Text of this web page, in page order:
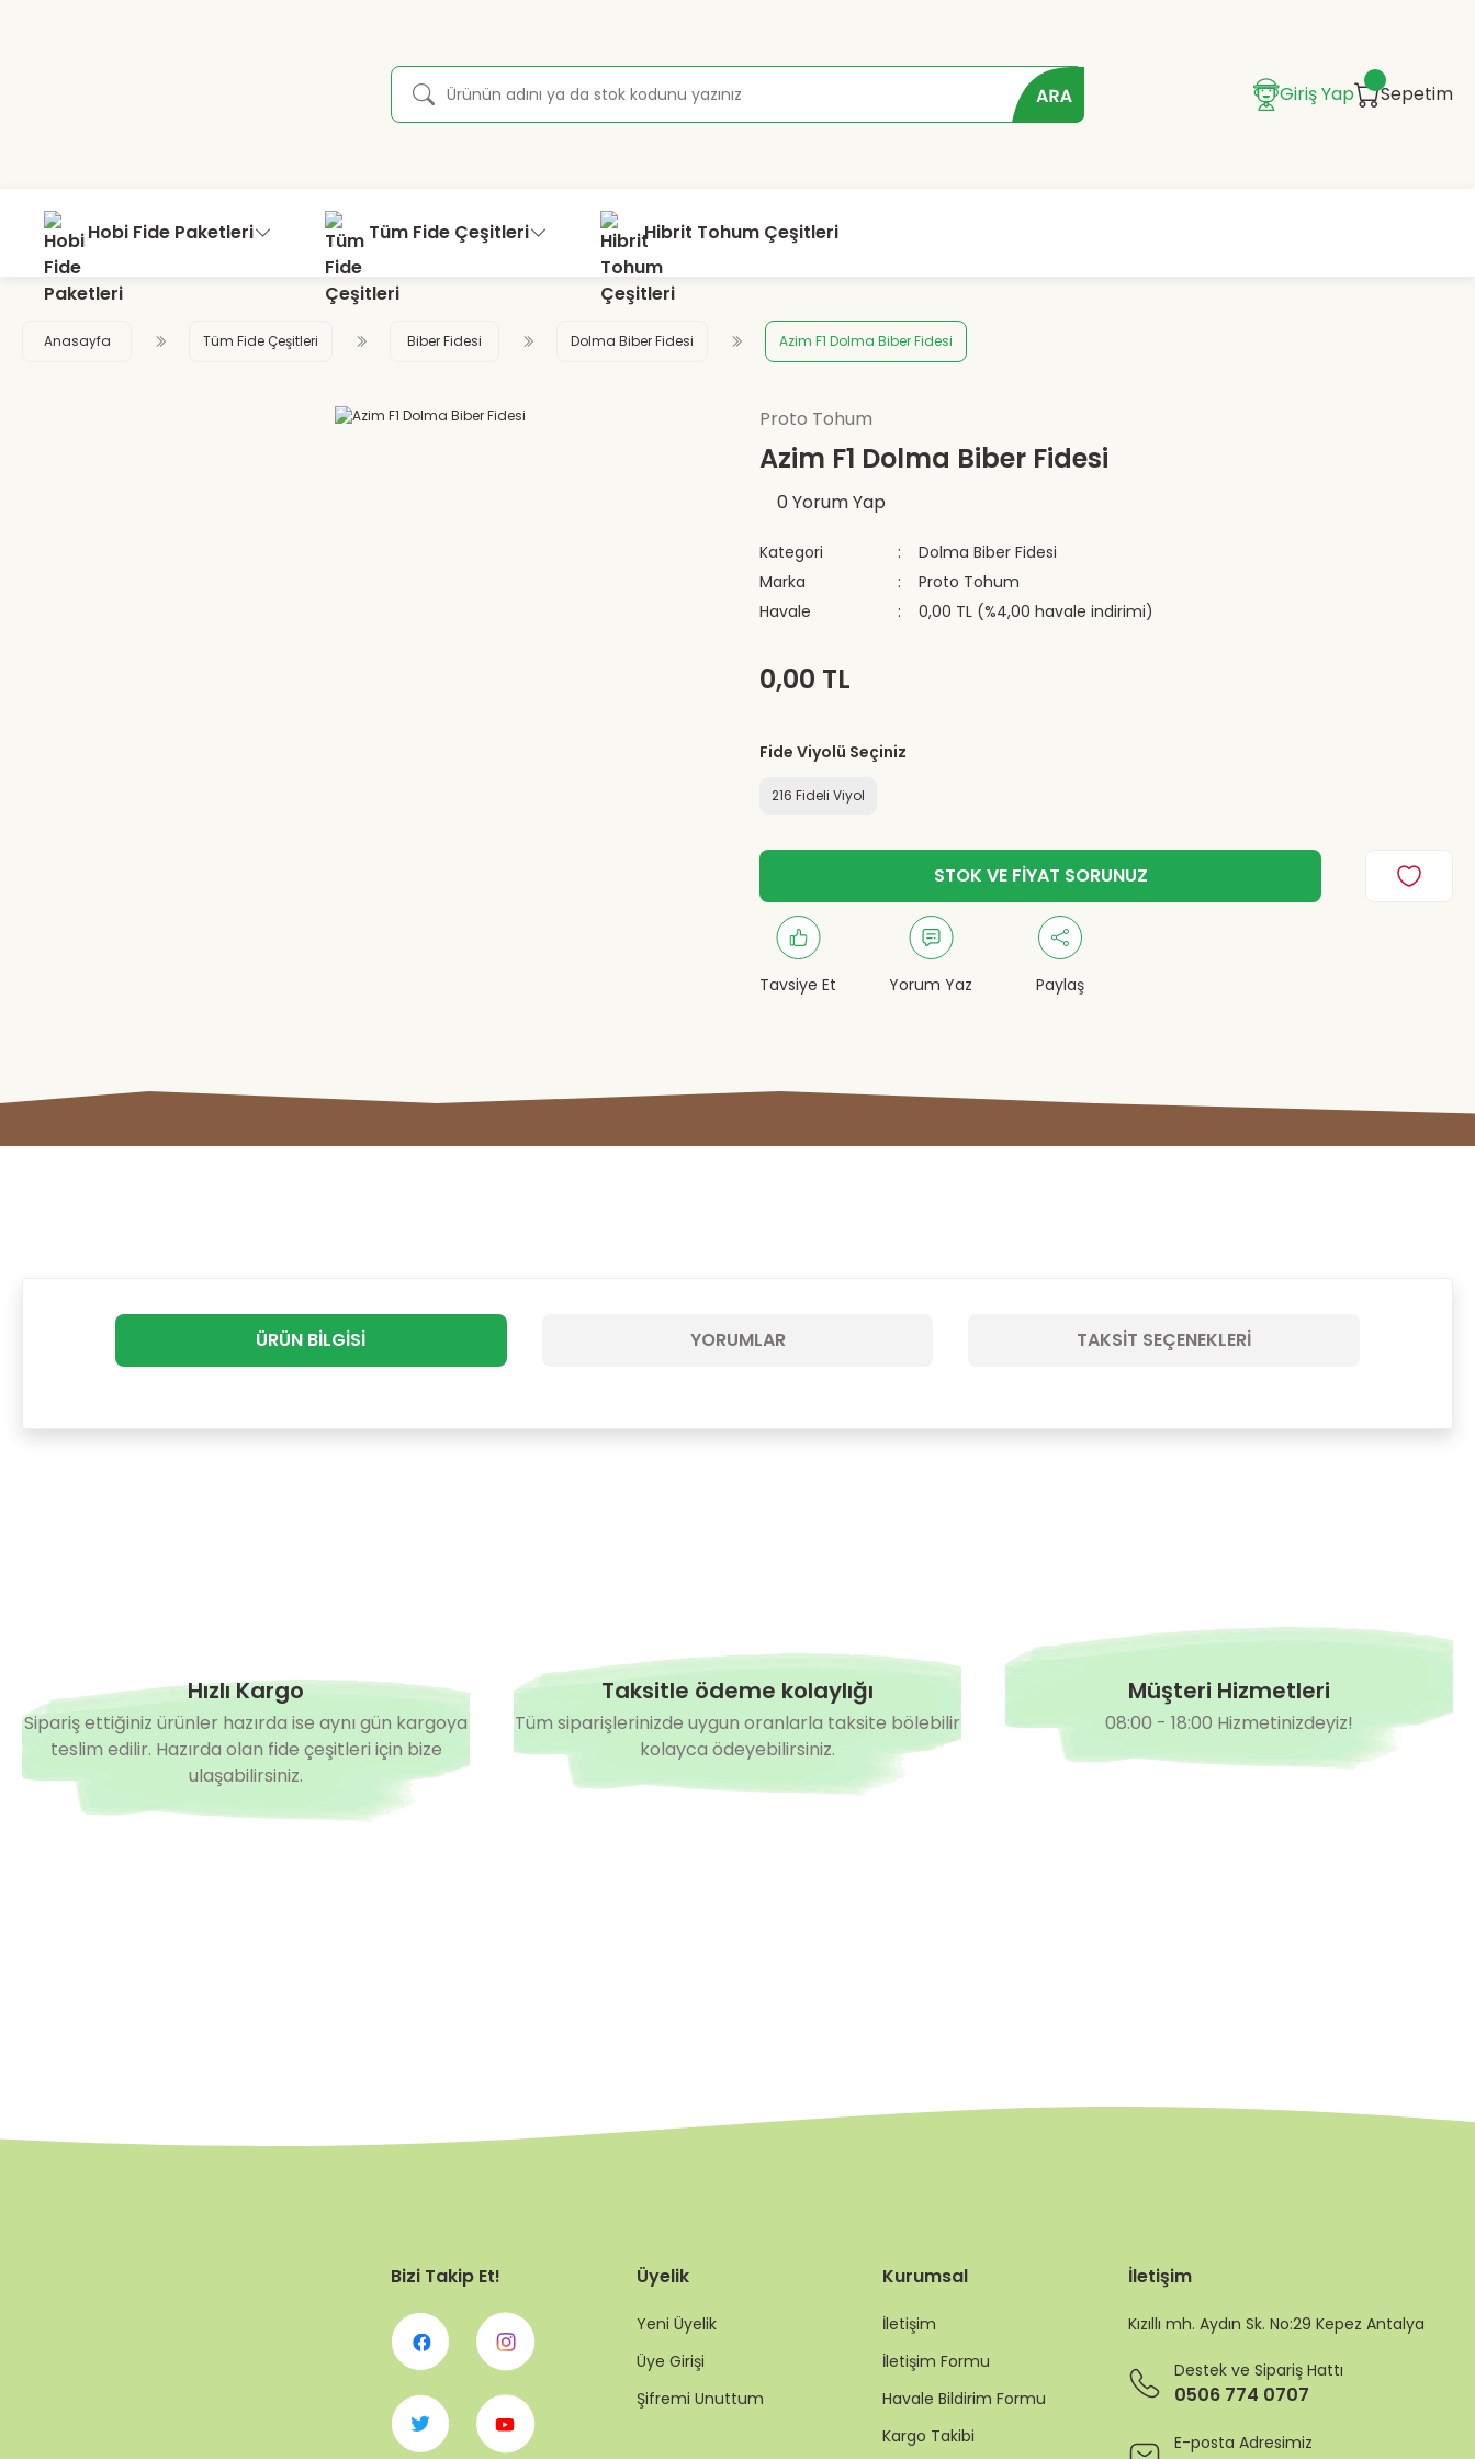
Giriş Yap Sepetim
Hobi Fide Paketleri Tüm Fide Çeşitleri Hibrit Tohum Çeşitleri
Anasayfa Tüm Fide Çeşitleri Biber Fidesi Dolma Biber Fidesi Azim F1 Dolma Biber Fidesi
Proto Tohum
Azim F1 Dolma Biber Fidesi
0 Yorum Yap
Kategori
Dolma Biber Fidesi
Marka
Proto Tohum
Havale
0,00 TL (%4,00 havale indirimi)
0,00 TL
Fide Viyolü Seçiniz
216 Fideli Viyol
STOK VE FİYAT SORUNUZ
Tavsiye Et Yorum Yaz Paylaş
ÜRÜN BILGISI YORUMLAR TAKSIT SEÇENEKLERI
Hızlı Kargo
Sipariş ettiğiniz ürünler hazırda ise aynı gün kargoya
teslim edilir. Hazırda olan fide çeşitleri için bize
ulaşabilirsiniz.
Taksitle ödeme kolaylığı
Tüm siparişlerinizde uygun oranlarla taksite bölebilir
kolayca ödeyebilirsiniz.
Müşteri Hizmetleri
08:00 - 18:00 Hizmetinizdeyiz!
Bizi Takip Et! Üyelik
Yeni Üyelik
Üye Girişi
Şifremi Unuttum
Kurumsal
İletişim
İletişim Formu
Havale Bildirim Formu
Kargo Takibi
İletişim
Kızıllı mh. Aydın Sk. No:29 Kepez Antalya
Destek ve Sipariş Hattı
0506 774 0707
E-posta Adresimiz